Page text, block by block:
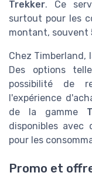
Trekker. Ce
surtout pour les
montant, souvent
Chez
Des options
possibilité de
l'expérience
de la gamme
disponibles avec
pour les
Promo et